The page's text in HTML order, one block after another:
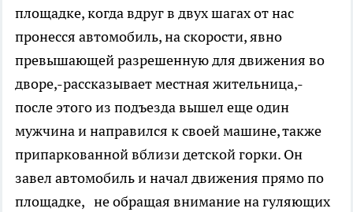
площадке, когда вдруг в двух шагах от нас
пронесся автомобиль, на скорости, явно
превышающей разрешенную для движения во
дворе,-рассказывает местная жительница,-
после этого из подъезда вышел еще один
мужчина и направился к своей машине, также
припаркованной вблизи детской горки. Он
завел автомобиль и начал движения прямо по
площадке, не обращая внимание на гуляющих